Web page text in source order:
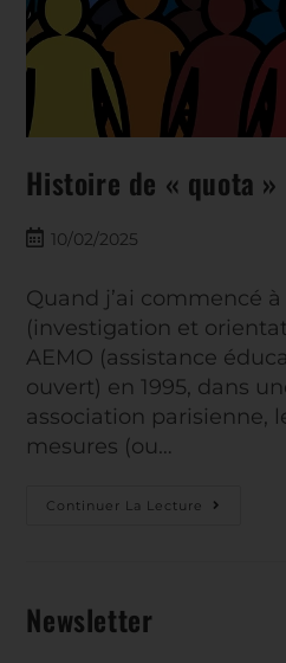
Histoire de « quota »
10/02/2025
Quand j’ai commencé
(investigation et
AEMO (assistance
ouvert) en 1995, dans
association parisienne,
mesures (ou…
Continuer La Lecture
Newsletter